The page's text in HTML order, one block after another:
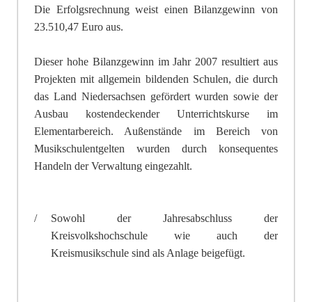
Die Erfolgsrechnung weist einen Bilanzgewinn von
23.510,47 Euro aus.
Dieser hohe Bilanzgewinn im Jahr 2007 resultiert aus
Projekten mit allgemein bildenden Schulen, die durch
das Land Niedersachsen gefördert wurden sowie der
Ausbau kostendeckender Unterrichtskurse im
Elementarbereich. Außenstände im Bereich von
Musikschulentgelten wurden durch konsequentes
Handeln der Verwaltung eingezahlt.
/
Sowohl der Jahresabschluss der
Kreisvolkshochschule wie auch der
Kreismusikschule sind als Anlage beigefügt.